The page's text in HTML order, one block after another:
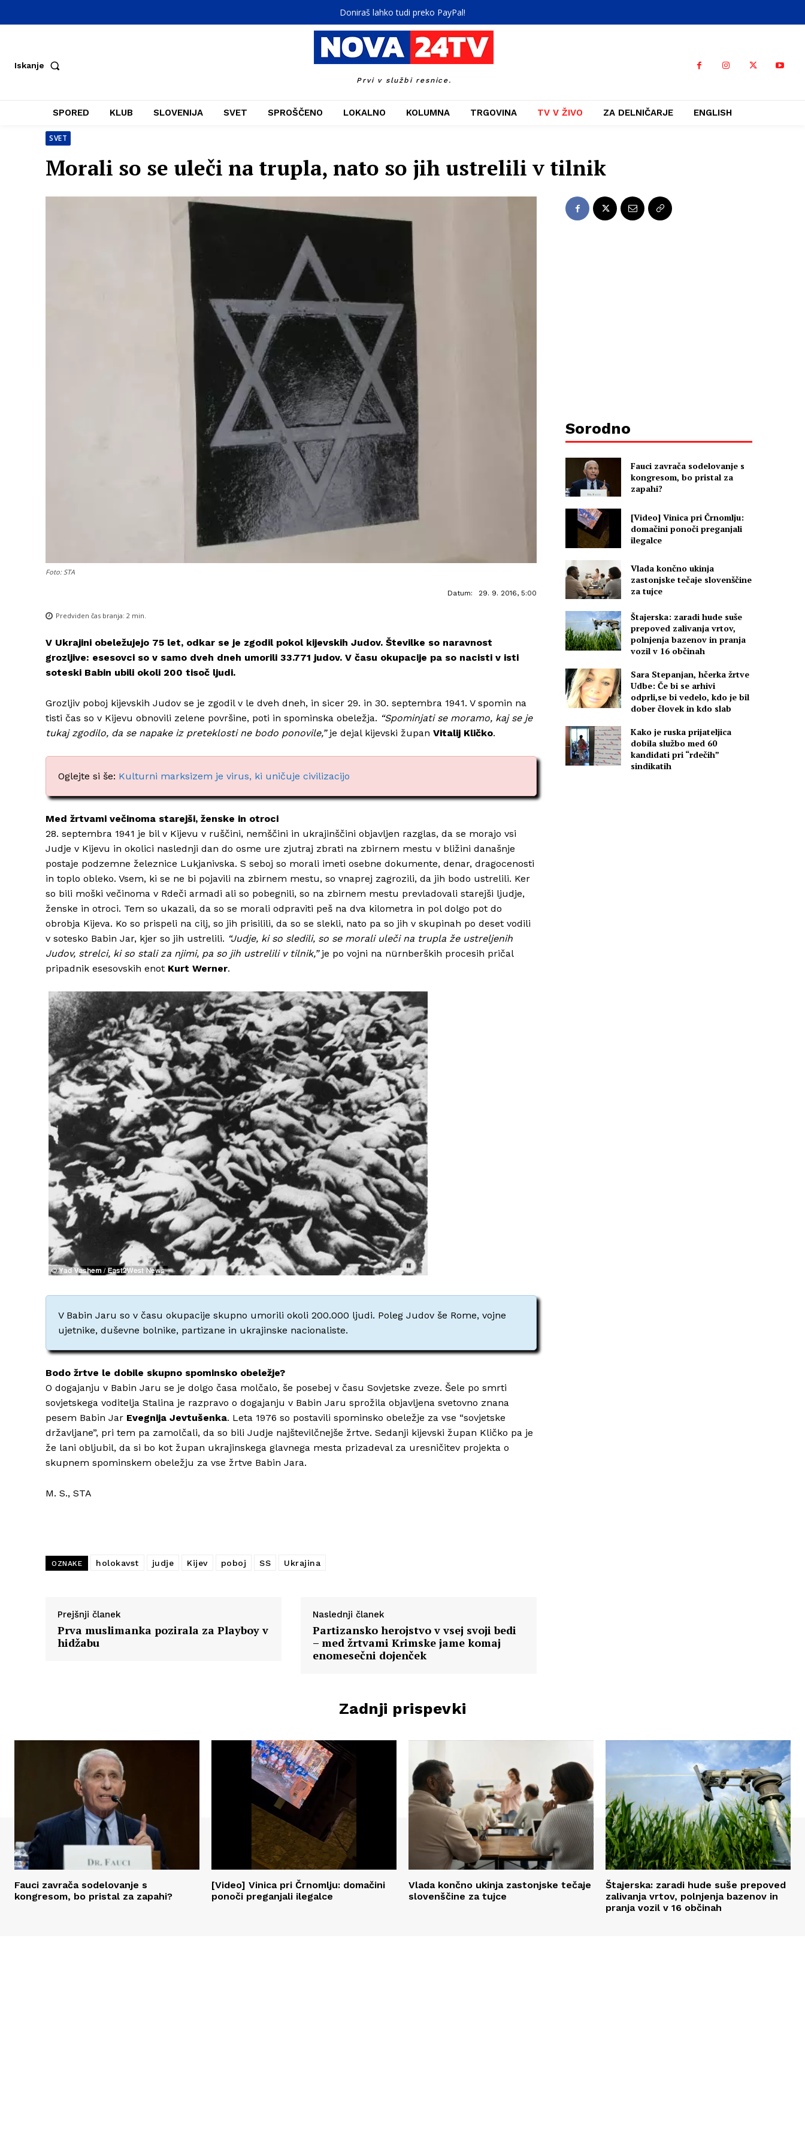
Doniraš lahko tudi preko PayPal!
Iskanje
Prvi v službi resnice.
SPORED KLUB SLOVENIJA SVET SPROŠČENO LOKALNO KOLUMNA TRGOVINA TV V ŽIVO ZA DELNIČARJE ENGLISH
SVET
Morali so se uleči na trupla, nato so jih ustrelili v tilnik
Foto: STA
Datum: 29. 9. 2016, 5:00
Predviden čas branja: 2 min.
V Ukrajini obeležujejo 75 let, odkar se je zgodil pokol kijevskih Judov. Številke so naravnost
grozljive: esesovci so v samo dveh dneh umorili 33.771 judov. V času okupacije pa so nacisti v isti
soteski Babin ubili okoli 200 tisoč ljudi.
Grozljiv poboj kijevskih Judov se je zgodil v le dveh dneh, in sicer 29. in 30. septembra 1941. V spomin na
tisti čas so v Kijevu obnovili zelene površine, poti in spominska obeležja. “Spominjati se moramo, kaj se je
tukaj zgodilo, da se napake iz preteklosti ne bodo ponovile,”je dejal kijevski župan Vitalij Kličko.
Oglejte si še: Kulturni marksizem je virus, ki uničuje civilizacijo
Med žrtvami večinoma starejši, ženske in otroci
28. septembra 1941 je bil v Kijevu v ruščini, nemščini in ukrajinščini objavljen razglas, da se morajo vsi
Judje v Kijevu in okolici naslednji dan do osme ure zjutraj zbrati na zbirnem mestu v bližini današnje
postaje podzemne železnice Lukjanivska. S seboj so morali imeti osebne dokumente, denar, dragocenosti
in toplo obleko. Vsem, ki se ne bi pojavili na zbirnem mestu, so vnaprej zagrozili, da jih bodo ustrelili. Ker
so bili moški večinoma v Rdeči armadi ali so pobegnili, so na zbirnem mestu prevladovali starejši ljudje,
ženske in otroci. Tem so ukazali, da so se morali odpraviti peš na dva kilometra in pol dolgo pot do
obrobja Kijeva. Ko so prispeli na cilj, so jih prisilili, da so se slekli, nato pa so jih v skupinah po deset vodili
v sotesko Babin Jar, kjer so jih ustrelili. “Judje, ki so sledili, so se morali uleči na trupla že ustreljenih
Judov, strelci, ki so stali za njimi, pa so jih ustrelili v tilnik,”je po vojni na nürnberških procesih pričal
pripadnik esesovskih enot Kurt Werner.
V Babin Jaru so v času okupacije skupno umorili okoli 200.000 ljudi. Poleg Judov še Rome, vojne
ujetnike, duševne bolnike, partizane in ukrajinske nacionaliste.
Bodo žrtve le dobile skupno spominsko obeležje?
O dogajanju v Babin Jaru se je dolgo časa molčalo, še posebej v času Sovjetske zveze. Šele po smrti
sovjetskega voditelja Stalina je razpravo o dogajanju v Babin Jaru sprožila objavljena svetovno znana
pesem Babin Jar Evegnija Jevtušenka. Leta 1976 so postavili spominsko obeležje za vse “sovjetske
državljane”, pri tem pa zamolčali, da so bili Judje najštevilčnejše žrtve. Sedanji kijevski župan Kličko pa je
že lani obljubil, da si bo kot župan ukrajinskega glavnega mesta prizadeval za uresničitev projekta o
skupnem spominskem obeležju za vse žrtve Babin Jara.
M. S., STA
OZNAKE holokavst judje Kijev poboj SS Ukrajina
Prejšnji članek
Prva muslimanka pozirala za Playboy v
hidžabu
Naslednji članek
Partizansko herojstvo v vsej svoji bedi
– med žrtvami Krimske jame komaj
enomesečni dojenček
Sorodno
Fauci zavrača sodelovanje s
kongresom, bo pristal za
zapahi?
[Video] Vinica pri Črnomlju:
domačini ponoči preganjali
ilegalce
Vlada končno ukinja
zastonjske tečaje slovenščine
za tujce
Štajerska: zaradi hude suše
prepoved zalivanja vrtov,
polnjenja bazenov in pranja
vozil v 16 občinah
Sara Stepanjan, hčerka žrtve
Udbe: Če bi se arhivi
odprli,se bi vedelo, kdo je bil
dober človek in kdo slab
Kako je ruska prijateljica
dobila službo med 60
kandidati pri “rdečih”
sindikatih
Zadnji prispevki
Fauci zavrača sodelovanje s
kongresom, bo pristal za zapahi?
[Video] Vinica pri Črnomlju: domačini
ponoči preganjali ilegalce
Vlada končno ukinja zastonjske tečaje
slovenščine za tujce
Štajerska: zaradi hude suše prepoved
zalivanja vrtov, polnjenja bazenov in
pranja vozil v 16 občinah